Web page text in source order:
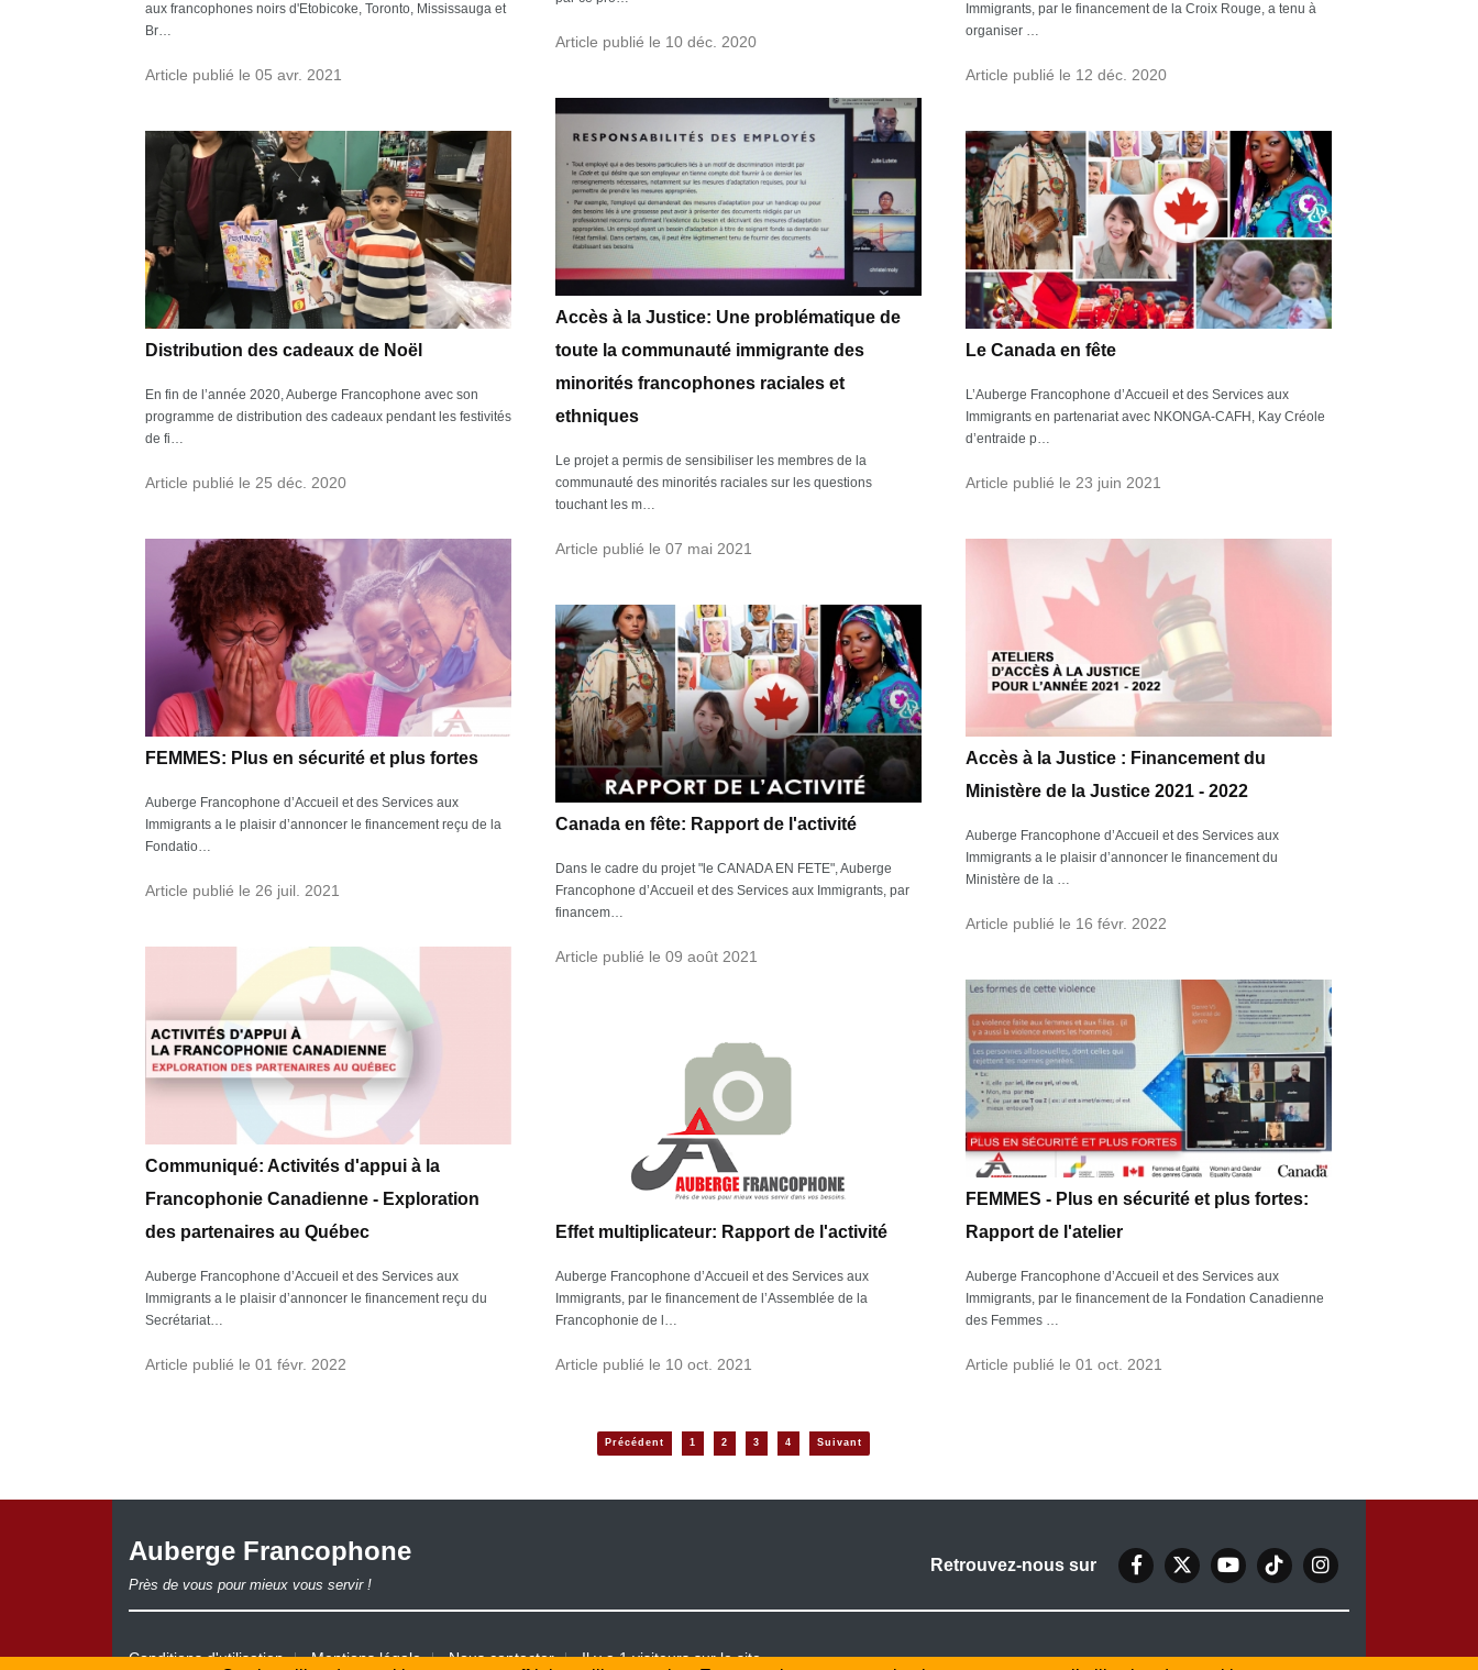
aux francophones noirs d'Etobicoke, Toronto, Mississauga et
Br…
Article publié le 05 avr. 2021
Article publié le 10 déc. 2020
Immigrants, par le financement de la Croix Rouge, a tenu à
organiser …
Article publié le 12 déc. 2020
Accès à la Justice: Une problématique de
toute la communauté immigrante des
minorités francophones raciales et
ethniques
Le projet a permis de sensibiliser les membres de la
communauté des minorités raciales sur les questions
touchant les m…
Article publié le 07 mai 2021
Distribution des cadeaux de Noël
En fin de l’année 2020, Auberge Francophone avec son
programme de distribution des cadeaux pendant les festivités
de fi…
Article publié le 25 déc. 2020
Le Canada en fête
L’Auberge Francophone d’Accueil et des Services aux
Immigrants en partenariat avec NKONGA-CAFH, Kay Créole
d’entraide p…
Article publié le 23 juin 2021
FEMMES: Plus en sécurité et plus fortes
Auberge Francophone d’Accueil et des Services aux
Immigrants a le plaisir d’annoncer le financement reçu de la
Fondatio…
Article publié le 26 juil. 2021
Accès à la Justice : Financement du
Ministère de la Justice 2021 - 2022
Auberge Francophone d’Accueil et des Services aux
Immigrants a le plaisir d’annoncer le financement du
Ministère de la …
Article publié le 16 févr. 2022
Canada en fête: Rapport de l'activité
Dans le cadre du projet "le CANADA EN FETE", Auberge
Francophone d’Accueil et des Services aux Immigrants, par
financem…
Article publié le 09 août 2021
Communiqué: Activités d'appui à la
Francophonie Canadienne - Exploration
des partenaires au Québec
Auberge Francophone d’Accueil et des Services aux
Immigrants a le plaisir d’annoncer le financement reçu du
Secrétariat…
Article publié le 01 févr. 2022
FEMMES - Plus en sécurité et plus fortes:
Rapport de l'atelier
Auberge Francophone d’Accueil et des Services aux
Immigrants, par le financement de la Fondation Canadienne
des Femmes …
Article publié le 01 oct. 2021
Effet multiplicateur: Rapport de l'activité
Auberge Francophone d’Accueil et des Services aux
Immigrants, par le financement de l’Assemblée de la
Francophonie de l…
Article publié le 10 oct. 2021
Précédent 1 2 3 4 Suivant
Auberge Francophone
Près de vous pour mieux vous servir !
Retrouvez-nous sur
Conditions d'utilisation Mentions légale Nous contacter Il y a 1 visiteurs sur le site